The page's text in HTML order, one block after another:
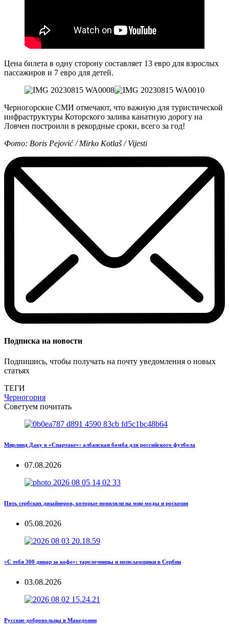
Цена билета в одну сторону составляет 13 евро для взрослых
пассажиров и 7 евро для детей.
Черногорские СМИ отмечают, что важную для туристической
инфраструктуры Которского залива канатную дорогу на
Ловчен построили в рекордные сроки, всего за год!
Фото: Boris Pejović / Mirko Kotlaš / Vijesti
Подписка на новости
Подпишись, чтобы получать на почту уведомления о новых
статьях
ТЕГИ
Черногория
Советуем почитать
Мирлинд Даку в «Спартаке»: албанская бомба для российского футбола
07.08.2026
Пять сербских дизайнеров, которые повиляли на мир моды и роскоши
05.08.2026
«С тебя 300 динар за кофе»: тарелочницы и пополамщики в Сербии
03.08.2026
Русские добровольцы в Македонии